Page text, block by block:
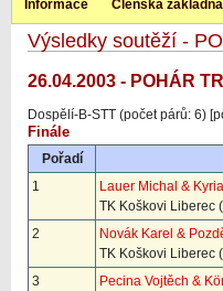
Informace Členská základna
Výsledky soutěží -
26.04.2003 - POHÁR
Dospělí-B-STT (počet párů: 6)
Finále
Pořadí
1
Lauer Michal &
TK Koškovi Liberec
2
Novák Karel &
TK Koškovi Liberec
3
Pecina Vojtěch &